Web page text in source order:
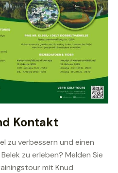
Kontakt
zu verbessern und einen
zu erleben? Melden Sie
mit Knud